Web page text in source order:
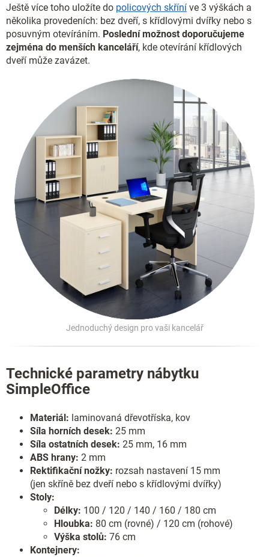
Ještě více toho uložíte do policových skříní ve 3 výškách a
několika provedeních: bez dveří, s křídlovými dvířky nebo s
posuvným otevíráním. Poslední možnost doporučujeme
zejména do menších kanceláří, kde otevírání křídlových
dveří může zavázet.
Jednoduchý design pro vaši kancelář
Technické parametry nábytku
SimpleOffice
Materiál: laminovaná dřevotříska, kov
Síla horních desek: 25 mm
Síla ostatních desek: 25 mm, 16 mm
ABS hrany: 2 mm
Rektifikační nožky: rozsah nastavení 15 mm
(jen skříně bez dveří nebo s křídlovými dvířky)
Stoly:
Délky: 100 / 120 / 140 / 160 / 180 cm
Hloubka: 80 cm (rovné) / 120 cm (rohové)
Výška stolů: 76 cm
Kontejnery: